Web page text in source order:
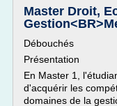
Master Droit,
Débouchés
Présentation
En Master 1,
d'acquérir les
domaines de la